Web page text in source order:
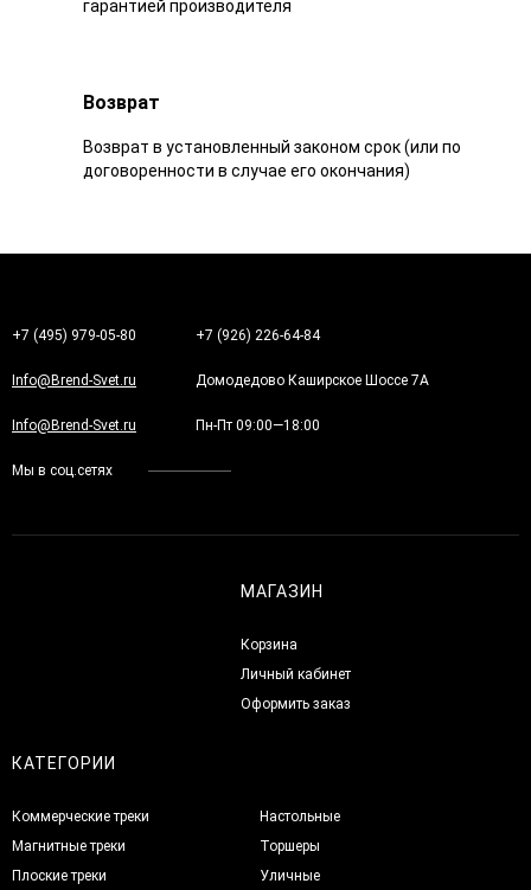
гарантией производителя
Возврат
Возврат в установленный законом срок (или по
договоренности в случае его окончания)
+7 (495) 979-05-80 +7 (926) 226-64-84
Info@Brend-Svet.ru Домодедово Каширское Шоссе 7А
Info@Brend-Svet.ru Пн-Пт 09:00—18:00
Мы в соц.сетях
МАГАЗИН
Корзина
Личный кабинет
Оформить заказ
КАТЕГОРИИ
Коммерческие треки
Магнитные треки
Плоские треки
Настольные
Торшеры
Уличные